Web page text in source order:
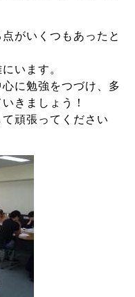
がいくつもあったと
います。
に勉強をつづけ、多
きましょう！
頑張ってください